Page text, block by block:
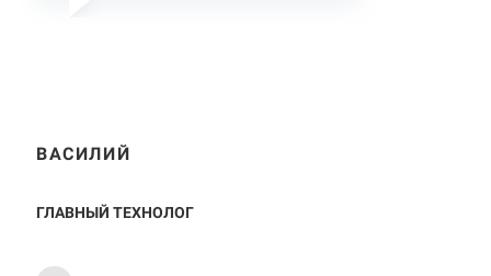
ВАСИЛИЙ
ГЛАВНЫЙ ТЕХНОЛОГ